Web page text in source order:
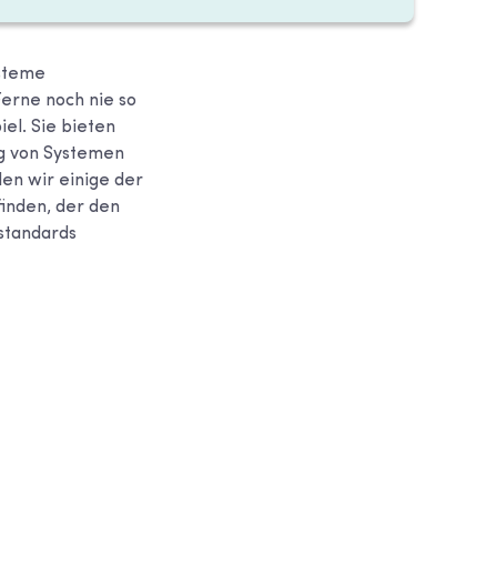
noch nie so
Sie bieten
von Systemen
wir einige der
der den